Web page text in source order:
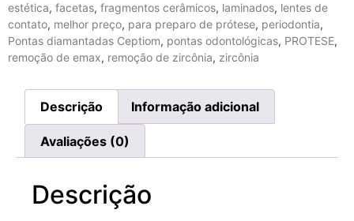
estética, facetas, fragmentos cerâmicos, laminados, lentes de
contato, melhor preço, para preparo de prótese, periodontia,
Pontas diamantadas Ceptiom, pontas odontológicas, PROTESE,
remoção de emax, remoção de zircônia, zircônia
Descrição Informação adicional
Avaliações (0)
Descrição